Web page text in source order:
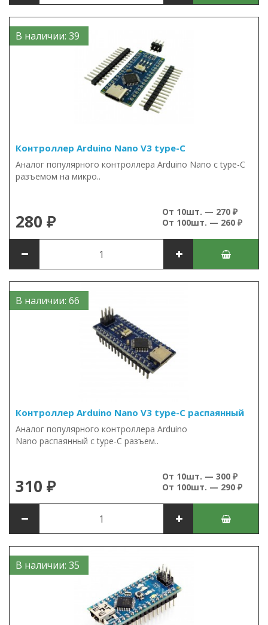
В наличии: 39
Контроллер Arduino Nano V3 type-C
Аналог популярного контроллера Arduino Nano c type-C
разъемом на микро..
280 ₽
От 10шт. — 270 ₽
От 100шт. — 260 ₽
В наличии: 66
Контроллер Arduino Nano V3 type-C распаянный
Аналог популярного контроллера Arduino
Nano распаянный c type-C разъем..
310 ₽
От 10шт. — 300 ₽
От 100шт. — 290 ₽
В наличии: 35